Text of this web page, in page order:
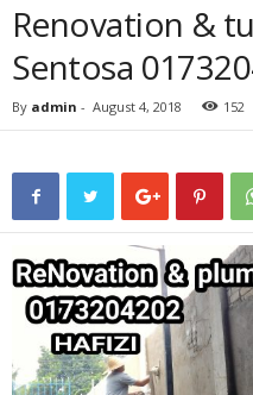
Renovation &
Sentosa
By admin - August 4, 2018 152